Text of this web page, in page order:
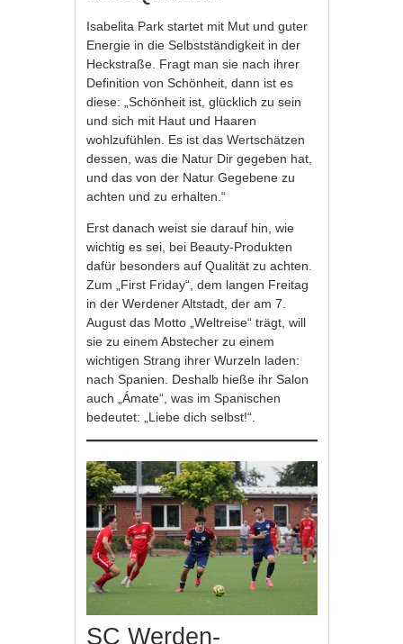
Isabelita Park startet mit Mut und guter
Energie in die Selbstständigkeit in der
Heckstraße. Fragt man sie nach ihrer
Definition von Schönheit, dann ist es
diese: „Schönheit ist, glücklich zu sein
und sich mit Haut und Haaren
wohlzufühlen. Es ist das Wertschätzen
dessen, was die Natur Dir gegeben hat,
und das von der Natur Gegebene zu
achten und zu erhalten.“
Erst danach weist sie darauf hin, wie
wichtig es sei, bei Beauty-Produkten
dafür besonders auf Qualität zu achten.
Zum „First Friday“, dem langen Freitag
in der Werdener Altstadt, der am 7.
August das Motto „Weltreise“ trägt, will
sie zu einem Abstecher zu einem
wichtigen Strang ihrer Wurzeln laden:
nach Spanien. Deshalb hieße ihr Salon
auch „Ámate“, was im Spanischen
bedeutet: „Liebe dich selbst!“.
SC Werden-